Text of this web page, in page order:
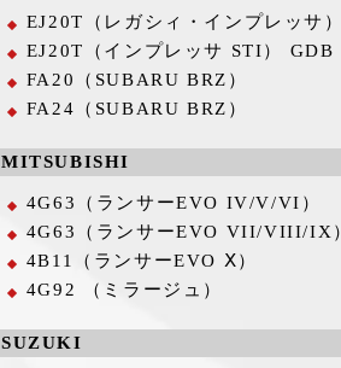
EJ20T（レガシィ・インプレッサ）
EJ20T（インプレッサ STI） GDB
FA20（SUBARU BRZ）
FA24（SUBARU BRZ）
MITSUBISHI
4G63（ランサーEVO IV/V/VI）
4G63（ランサーEVO VII/VIII/IX
4B11（ランサーEVO Ⅹ）
4G92 （ミラージュ）
SUZUKI